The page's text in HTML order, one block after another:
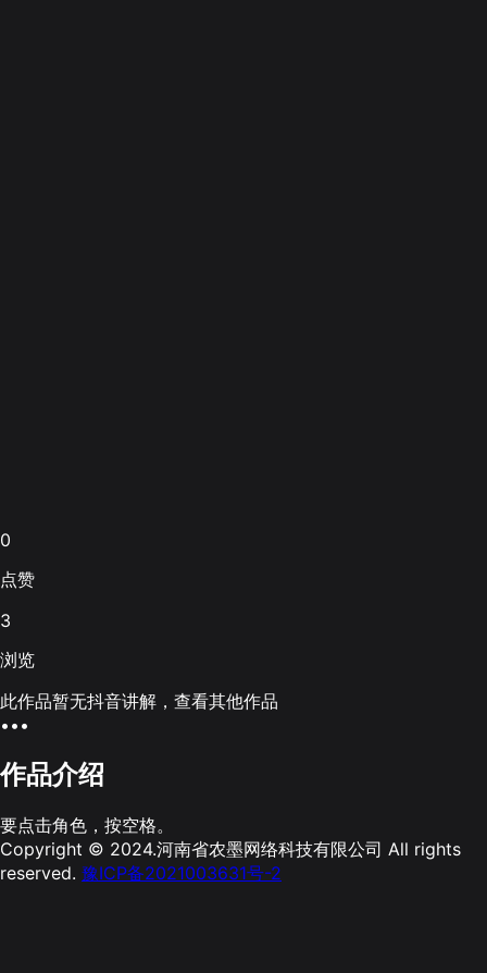
0
点赞
3
浏览
此作品暂无抖音讲解，查看其他作品
•••
作品介绍
要点击角色，按空格。
Copyright © 2024.河南省农墨网络科技有限公司 All rights
reserved. 豫ICP备2021003631号-2